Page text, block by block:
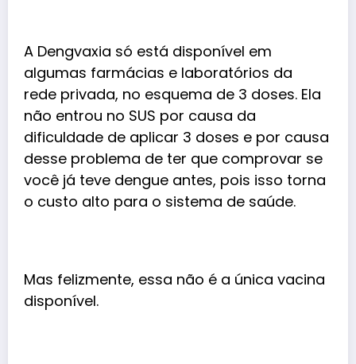
A Dengvaxia só está disponível em
algumas farmácias e laboratórios da
rede privada, no esquema de 3 doses. Ela
não entrou no SUS por causa da
dificuldade de aplicar 3 doses e por causa
desse problema de ter que comprovar se
você já teve dengue antes, pois isso torna
o custo alto para o sistema de saúde.
Mas felizmente, essa não é a única vacina
disponível.